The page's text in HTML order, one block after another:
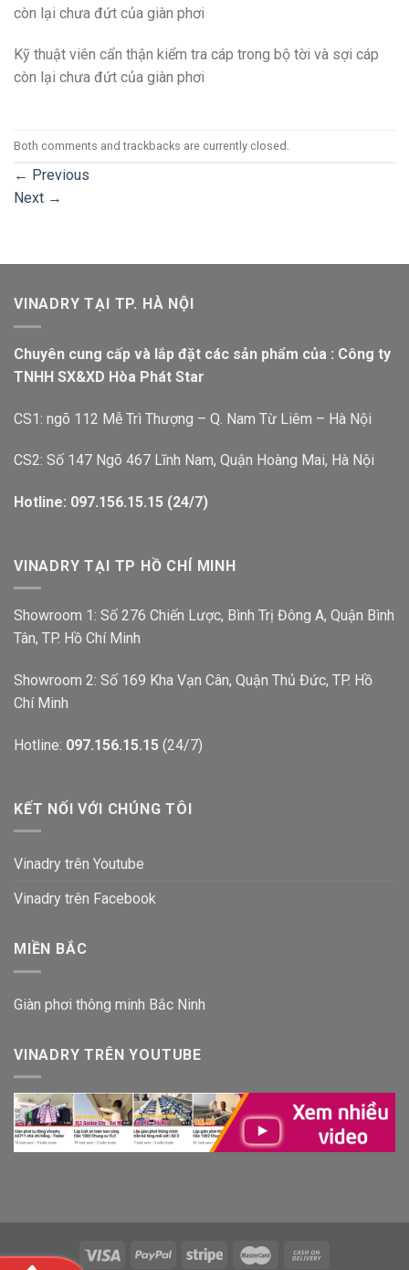
còn lại chưa đứt của giàn phơi
Kỹ thuật viên cẩn thận kiểm tra cáp trong bộ tời và sợi cáp
còn lại chưa đứt của giàn phơi
Both comments and trackbacks are currently closed.
← Previous
Next →
VINADRY TẠI TP. HÀ NỘI
Chuyên cung cấp và lắp đặt các sản phẩm của : Công ty
TNHH SX&XD Hòa Phát Star
CS1: ngõ 112 Mễ Trì Thượng – Q. Nam Từ Liêm – Hà Nội
CS2: Số 147 Ngõ 467 Lĩnh Nam, Quận Hoàng Mai, Hà Nội
Hotline: 097.156.15.15 (24/7)
VINADRY TẠI TP HỒ CHÍ MINH
Showroom 1: Số 276 Chiến Lược, Bình Trị Đông A, Quận Bình
Tân, TP. Hồ Chí Minh
Showroom 2: Số 169 Kha Vạn Cân, Quận Thủ Đức, TP. Hồ
Chí Minh
Hotline: 097.156.15.15 (24/7)
KẾT NỐI VỚI CHÚNG TÔI
Vinadry trên Youtube
Vinadry trên Facebook
MIỀN BẮC
Giàn phơi thông minh Bắc Ninh
VINADRY TRÊN YOUTUBE